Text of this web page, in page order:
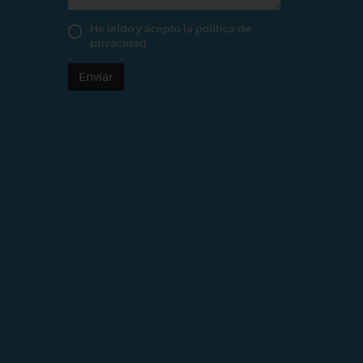
He leído y acepto la política de
privacidad
Enviar